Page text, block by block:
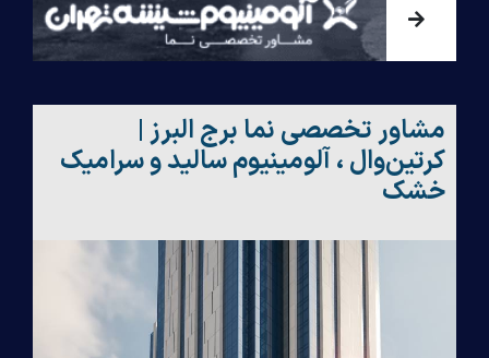
مشاور تخصصی نما برج البرز |
کرتین‌وال ، آلومینیوم سالید و سرامیک
خشک